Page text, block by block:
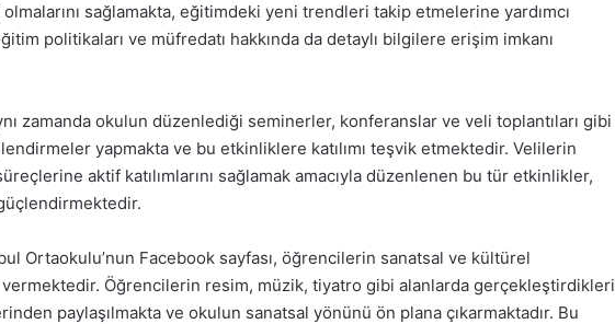
sağlamakta, eğitimdeki yeni trendleri takip etmelerine yardımcı
politikaları ve müfredatı hakkında da detaylı bilgilere erişim imkanı
zamanda okulun düzenlediği seminerler, konferanslar ve veli toplantıları gibi
yapmakta ve bu etkinliklere katılımı teşvik etmektedir. Velilerin
aktif katılımlarını sağlamak amacıyla düzenlenen bu tür etkinlikler,
Ortaokulu’nun Facebook sayfası, öğrencilerin sanatsal ve kültürel
Öğrencilerin resim, müzik, tiyatro gibi alanlarda gerçekleştirdikleri
paylaşılmakta ve okulun sanatsal yönünü ön plana çıkarmaktadır. Bu